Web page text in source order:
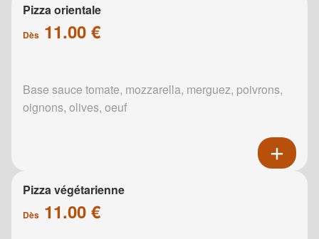
Pizza orientale
Dès 11.00 €
Base sauce tomate, mozzarella, merguez, poivrons,
oignons, olives, oeuf
Pizza végétarienne
Dès 11.00 €